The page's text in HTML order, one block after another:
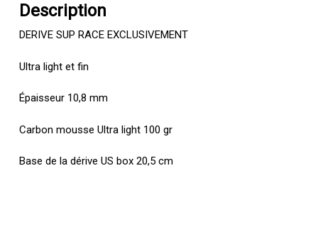
Description
DERIVE SUP RACE EXCLUSIVEMENT
Ultra light et fin
Épaisseur 10,8 mm
Carbon mousse Ultra light 100 gr
Base de la dérive US box 20,5 cm